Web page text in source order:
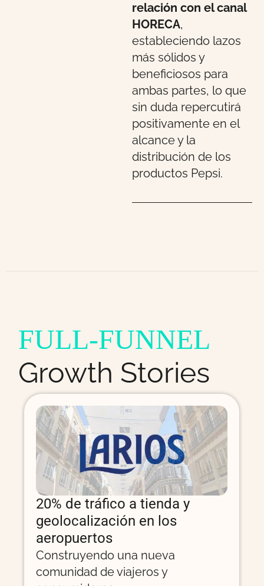
relación con el canal
HORECA,
estableciendo lazos
más sólidos y
beneficiosos para
ambas partes, lo que
sin duda repercutirá
positivamente en el
alcance y la
distribución de los
productos Pepsi.
FULL-FUNNEL
Growth Stories
150% + de ROI mediante la
redefinición estratégica de
Amazon Ads
Cómo hicimos un roadmap
estratégico de ventas en Amazon